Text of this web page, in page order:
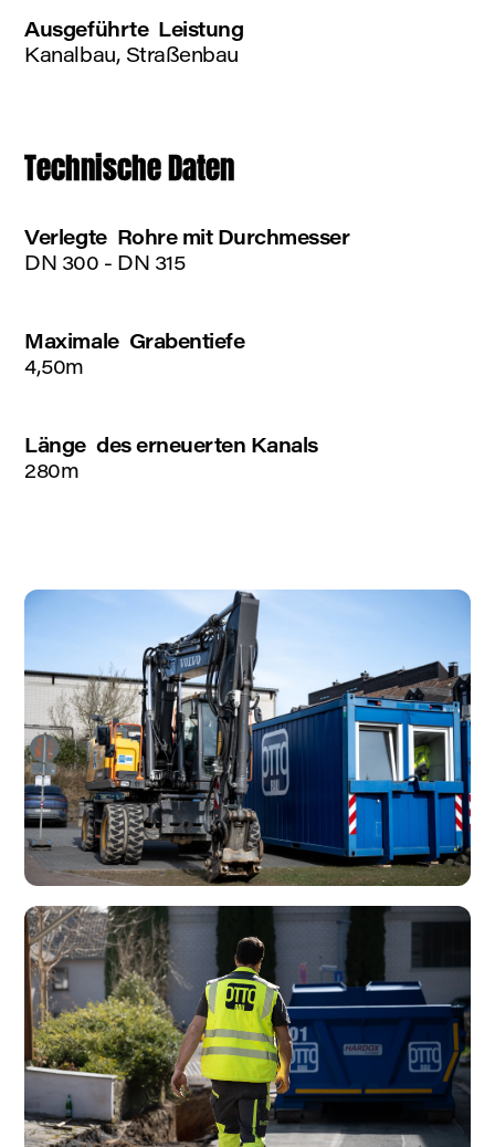
Ausgeführte Leistung
Kanalbau, Straßenbau
Technische Daten
Verlegte Rohre mit Durchmesser
DN 300 - DN 315
Maximale Grabentiefe
4,50m
Länge des erneuerten Kanals
280m